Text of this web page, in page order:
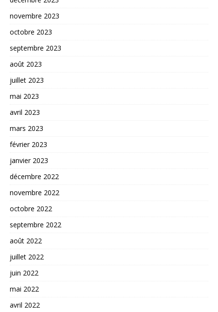
novembre 2023
octobre 2023
septembre 2023
août 2023
juillet 2023
mai 2023
avril 2023
mars 2023
février 2023
janvier 2023
décembre 2022
novembre 2022
octobre 2022
septembre 2022
août 2022
juillet 2022
juin 2022
mai 2022
avril 2022